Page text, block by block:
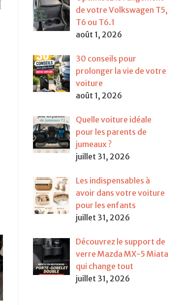
de votre Volkswagen T5,
T6 ou T6.1
août 1, 2026
30 conseils pour
prolonger la vie de votre
voiture
août 1, 2026
Quelle voiture idéale
pour les parents de
jumeaux ?
juillet 31, 2026
Les indispensables à
avoir dans votre voiture
pour les enfants
juillet 31, 2026
Découvrez le support de
verre Mazda MX-5 Miata
qui change tout
juillet 31, 2026